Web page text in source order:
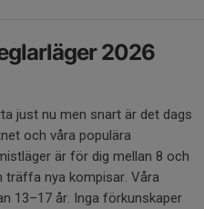
2026
just nu men snart är det dags
och våra populära
är för dig mellan 8 och
träffa nya kompisar. Våra
13–17 år. Inga förkunskaper